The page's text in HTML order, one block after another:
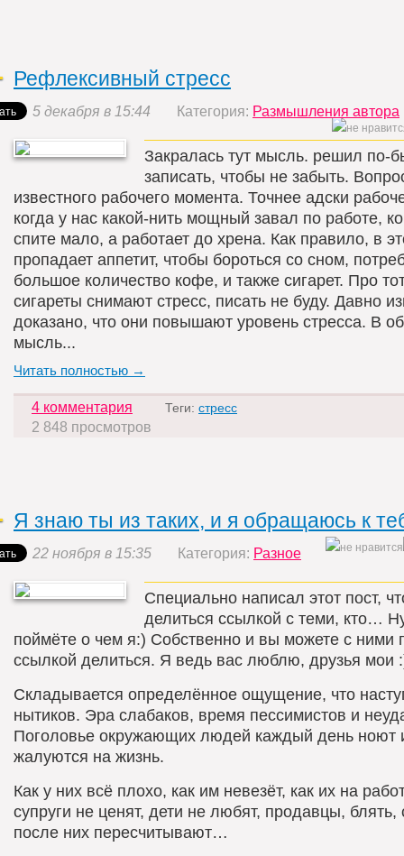
Рефлексивный стресс
5 декабря в 15:44 Категория: Размышления автора
Закралась тут мысль. решил по-
записать, чтобы не забыть.
известного рабочего момента. Точнее адски
когда у нас какой-нить мощный завал по работе,
спите мало, а работает до хрена. Как правило, в
пропадает аппетит, чтобы бороться со сном,
большое количество кофе, и также сигарет. Про
сигареты снимают стресс, писать не буду. Давно
доказано, что они повышают уровень стресса. В
мысль...
Читать полностью →
4 комментария Теги: стресс
2 848 просмотров
Я знаю ты из таких, и я обращаюсь к
22 ноября в 15:35 Категория: Разное
Специально написал этот пост,
делиться ссылкой с теми, кто…
поймёте о чем я:) Собственно и вы можете с ними
ссылкой делиться. Я ведь вас люблю, друзья мои
Складывается определённое ощущение, что
нытиков. Эра слабаков, время пессимистов и
Поголовье окружающих людей каждый день ноют
жалуются на жизнь.
Как у них всё плохо, как им невезёт, как их на
супруги не ценят, дети не любят, продавцы, блять,
после них пересчитывают…